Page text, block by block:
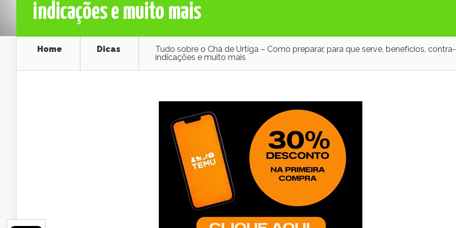
indicações e muito mais
Home Dicas
Tudo sobre o Chá de Urtiga – Como preparar, para que serve, benefícios, contra-
indicações e muito mais